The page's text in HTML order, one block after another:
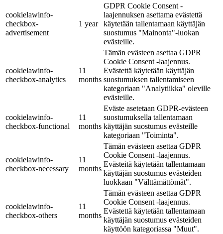
cookielawinfo-
checkbox-
advertisement
1 year
GDPR Cookie Consent -
laajennuksen asettama evästettä
käytetään tallentamaan käyttäjän
suostumus "Mainonta"-luokan
evästeille.
cookielawinfo-
checkbox-analytics
11
months
Tämän evästeen asettaa GDPR
Cookie Consent -laajennus.
Evästettä käytetään käyttäjän
suostumuksen tallentamiseen
kategoriaan "Analytiikka" oleville
evästeille.
cookielawinfo-
checkbox-functional
11
months
Eväste asetetaan GDPR-evästeen
suostumuksella tallentamaan
käyttäjän suostumus evästeille
kategoriaan "Toiminta".
cookielawinfo-
checkbox-necessary
11
months
Tämän evästeen asettaa GDPR
Cookie Consent -laajennus.
Evästeitä käytetään tallentamaan
käyttäjän suostumus evästeiden
luokkaan "Välttämättömät".
cookielawinfo-
checkbox-others
11
months
Tämän evästeen asettaa GDPR
Cookie Consent -laajennus.
Evästettä käytetään tallentamaan
käyttäjän suostumus evästeiden
käyttöön kategoriassa "Muut".